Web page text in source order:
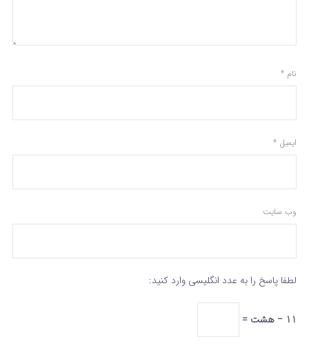
نام *
ایمیل *
وب‌ سایت
لطفا پاسخ را به عدد انگلیسی وارد کنید:
11 − هشت =